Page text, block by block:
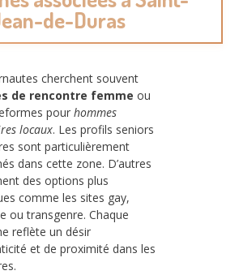
de-Duras
cherchent souvent
de rencontre femme ou
pour hommes
locaux. Les profils seniors
sont particulièrement
dans cette zone. D’autres
des options plus
comme les sites gay,
ou transgenre. Chaque
reflète un désir
et de proximité dans les